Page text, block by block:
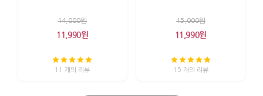
14,000원
11,990원
11 개의 리뷰
15,000원
11,990원
15 개의 리뷰